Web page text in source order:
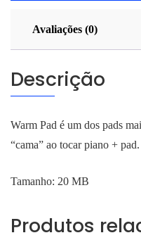
Avaliações (0)
Descrição
Warm Pad é um dos pads
“cama” ao tocar piano + pad.
Tamanho: 20 MB
Produtos